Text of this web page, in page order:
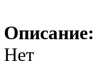
Описание:
Нет